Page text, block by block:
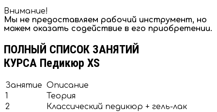
Внимание!
Мы не предоставляем рабочий инструмент, но
можем оказать содействие в его приобретении.
ПОЛНЫЙ СПИСОК ЗАНЯТИЙ
КУРСА Педикюр XS
Занятие Описание
1
Теория
2
Классический педикюр + гель-лак